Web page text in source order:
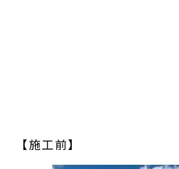
【施工前】